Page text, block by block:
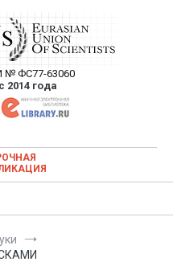
Ученых —
статей в
журнале
№ ФС77-63060
2014 года
научных статей в
журнале